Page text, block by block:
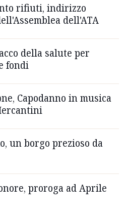
rifiuti, indirizzo
dell'ATA
della salute per
fondi
Capodanno in musica
un borgo prezioso da
proroga ad Aprile